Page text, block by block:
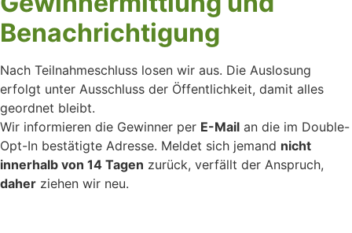
Benachrichtigung
Nach Teilnahmeschluss losen wir aus. Die Auslosung
erfolgt unter Ausschluss der Öffentlichkeit, damit alles
geordnet bleibt.
Wir informieren die Gewinner per E-Mail an die im Double-
Opt-In bestätigte Adresse. Meldet sich jemand nicht
innerhalb von 14 Tagen zurück, verfällt der Anspruch,
daher ziehen wir neu.